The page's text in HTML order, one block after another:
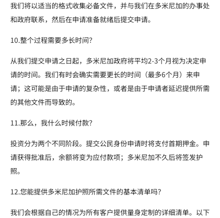
我们将以适当的格式收集必备文件，并与我们在多米尼加的办事处
和政府联系，然后在申请准备就绪后提交申请。
10.整个过程需要多长时间？
从我们提交申请之日起，多米尼加政府将平均2-3个月视为决定申
请的时间。我们有时会确实需要更长的时间（最多6个月）来申
请；这可能是由于申请的复杂性，或者是由于申请者延迟提供所需
的其他文件而导致的。
11.那么，我什么时候付款？
投资分为两个不同阶段。提交公民身份申请时将支付首期押金​​。申
请获得批准后，余额将变为应付款项；多米尼加不久后将签发护
照。
12.您能提供多米尼加护照所需文件的基本清单吗？
我们会根据自己的情况为所有客户提供量身定制的详细清单。以下